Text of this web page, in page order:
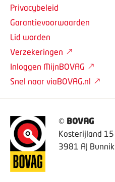
© BOVAG
Kosterijland 15
3981 AJ Bunnik
Privacybeleid
Garantievoorwaarden
Lid worden
Verzekeringen
Inloggen MijnBOVAG
Snel naar viaBOVAG.nl